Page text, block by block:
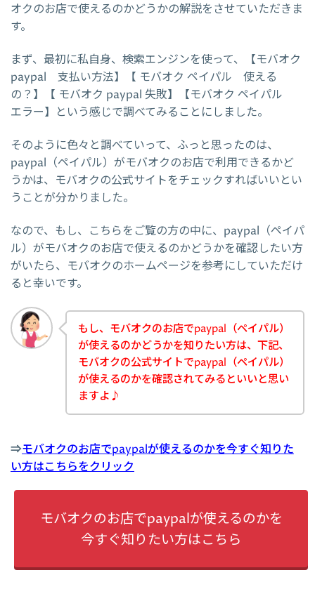
オクのお店で使えるのかどうかの解説をさせていただきま
す。
まず、最初に私自身、検索エンジンを使って、【モバオク
paypal 支払い方法】【 モバオク ペイパル 使える
の？】【 モバオク paypal 失敗】【モバオク ペイパル
エラー】という感じで調べてみることにしました。
そのように色々と調べていって、ふっと思ったのは、
paypal（ペイパル）がモバオクのお店で利用できるかど
うかは、モバオクの公式サイトをチェックすればいいとい
うことが分かりました。
なので、もし、こちらをご覧の方の中に、paypal（ペイパ
ル）がモバオクのお店で使えるのかどうかを確認したい方
がいたら、モバオクのホームページを参考にしていただけ
ると幸いです。
もし、モバオクのお店でpaypal（ペイパル）
が使えるのかどうかを知りたい方は、下記、
モバオクの公式サイトでpaypal（ペイパル）
が使えるのかを確認されてみるといいと思い
ますよ♪
⇒モバオクのお店でpaypalが使えるのかを今すぐ知りた
い方はこちらをクリック
モバオクのお店でpaypalが使えるのかを
今すぐ知りたい方はこちら